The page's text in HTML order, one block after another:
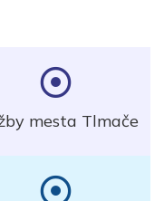
mesta Tlmače